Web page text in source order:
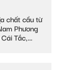
chất cầu từ
Phương
Tắc,